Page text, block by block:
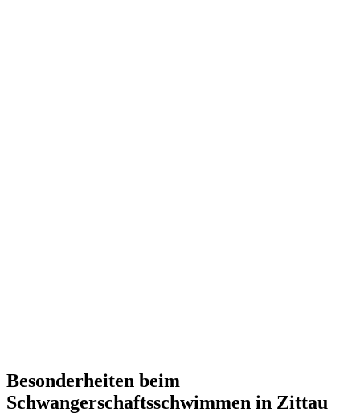
Besonderheiten beim
Schwangerschaftsschwimmen in Zittau